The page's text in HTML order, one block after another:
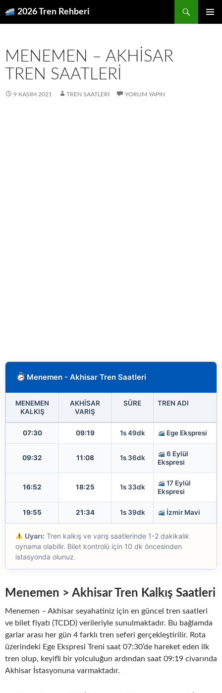
atla
2026 Tren Rehberi
MENEMEN – AKHISAR
TREN SAATLERI
9 KASIM 2021 TREN SAATLERI YORUM YAPIN
Menemen - Akhisar Tren Saatleri
MENEMEN
KALKIŞ
AKHISAR
VARIŞ
SÜRE TREN ADI
07:30 09:19 1s 49dk Ege Ekspresi
09:32 11:08 1s 36dk
6 Eylül
Ekspresi
16:52 18:25 1s 33dk
17 Eylül
Ekspresi
19:55 21:34 1s 39dk İzmir Mavi
Uyarı:Tren kalkış ve varış saatlerinde 1-2 dakikalık
oynama olabilir. Bilet kontrolü için 10 dk öncesinden
istasyonda olunuz.
Menemen > Akhisar Tren Kalkış Saatleri
Menemen – Akhisar seyahatiniz için en güncel tren saatleri
ve bilet fiyatı (TCDD) verileriyle sunulmaktadır. Bu bağlamda
garlar arası her gün 4 farklı tren seferi gerçekleştirilir. Rota
üzerindeki Ege Ekspresi Treni saat 07:30’de hareket eden ilk
tren olup, keyifli bir yolculuğun ardından saat 09:19 civarında
Akhisar İstasyonuna varmaktadır.